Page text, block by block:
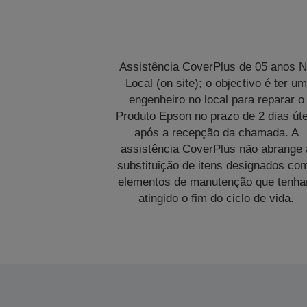
Assistência CoverPlus de 05 anos
Local (on site); o objectivo é ter um
engenheiro no local para reparar o
Produto Epson no prazo de 2 dias
após a recepção da chamada. A
assistência CoverPlus não abrange
substituição de itens designados
elementos de manutenção que
atingido o fim do ciclo de vida.